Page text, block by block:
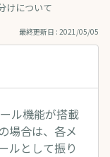
けについて
最終更新日 : 2021/05/05
ル機能が搭載
場合は、各メ
ルとして振り